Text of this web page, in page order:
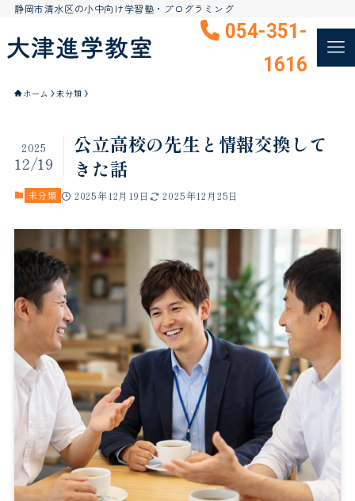
静岡市清水区の小中向け学習塾・プログラミング
054-351-
1616
ホーム 未分類
公立高校の先生と情報交換して
きた話
2025
12/19
未分類 2025年12月19日 2025年12月25日